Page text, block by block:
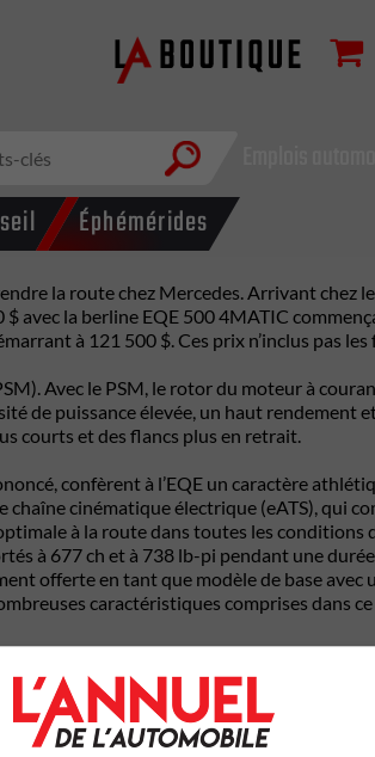
Éphémérides
la route chez Mercedes. Arrivant chez
avec la berline EQE 500 4MATIC
à 121 500 $. Ces prix n’inclus pas
Avec le PSM, le rotor du moteur à
de puissance élevée, un haut rendement
courts et des flancs plus en retrait.
confèrent à l’EQE un caractère
cinématique électrique (eATS), qui
à la route dans toutes les conditions
à 677 ch et à 738 lb-pi pendant une
offerte en tant que modèle de base
caractéristiques comprises dans